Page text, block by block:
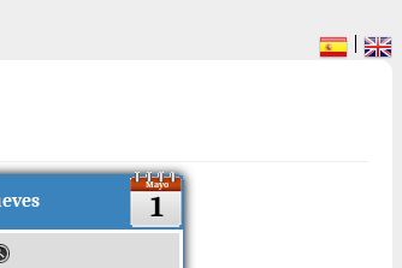
Mayo
1